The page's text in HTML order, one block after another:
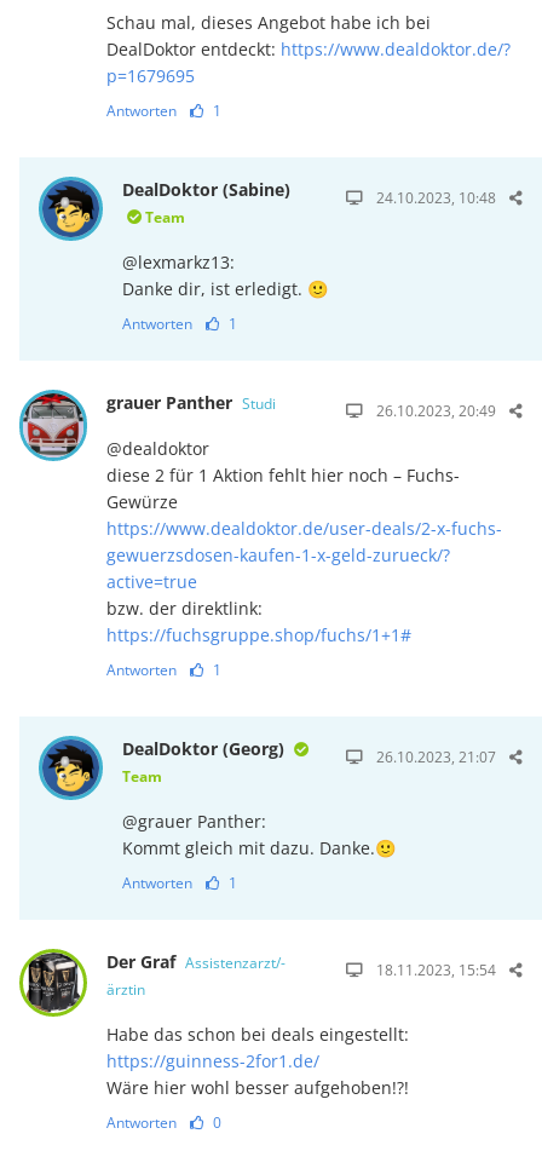
Schau mal, dieses Angebot habe ich bei
DealDoktor entdeckt: https://www.dealdoktor.de/?
p=1679695
Antworten 1
DealDoktor (Sabine)
Team
24.10.2023, 10:48
@lexmarkz13:
Danke dir, ist erledigt. 🙂
Antworten 1
grauer Panther Studi 26.10.2023, 20:49
@dealdoktor
diese 2 für 1 Aktion fehlt hier noch – Fuchs-
Gewürze
https://www.dealdoktor.de/user-deals/2-x-fuchs-
gewuerzsdosen-kaufen-1-x-geld-zurueck/?
active=true
bzw. der direktlink:
https://fuchsgruppe.shop/fuchs/1+1#
Antworten 1
DealDoktor (Georg)
Team
26.10.2023, 21:07
@grauer Panther:
Kommt gleich mit dazu. Danke.🙂
Antworten 1
Der Graf Assistenzarzt/-
ärztin
18.11.2023, 15:54
Habe das schon bei deals eingestellt:
https://guinness-2for1.de/
Wäre hier wohl besser aufgehoben!?!
Antworten 0